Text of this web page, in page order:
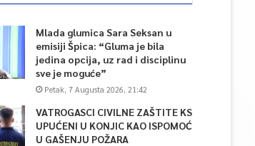
Mlada glumica Sara Seksan u
emisiji Špica: “Gluma je bila
jedina opcija, uz rad i disciplinu
sve je moguće”
Petak, 7 Augusta 2026, 21:42
VATROGASCI CIVILNE ZAŠTITE KS
UPUĆENI U KONJIC KAO ISPOMOĆ
U GAŠENJU POŽARA